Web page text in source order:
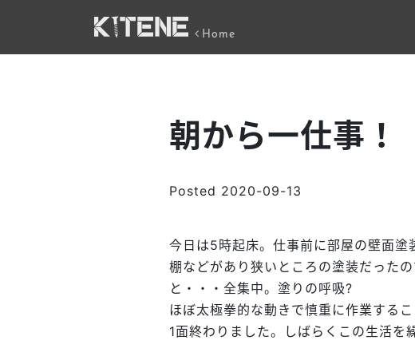
Home
朝から一仕事！
Posted 2020-09-13
今日は5時起床。仕事前に部屋の壁面塗
棚などがあり狭いところの塗装だった
と・・・全集中。塗りの呼吸?
ほぼ太極拳的な動きで慎重に作業するこ
1面終わりました。しばらくこの生活を